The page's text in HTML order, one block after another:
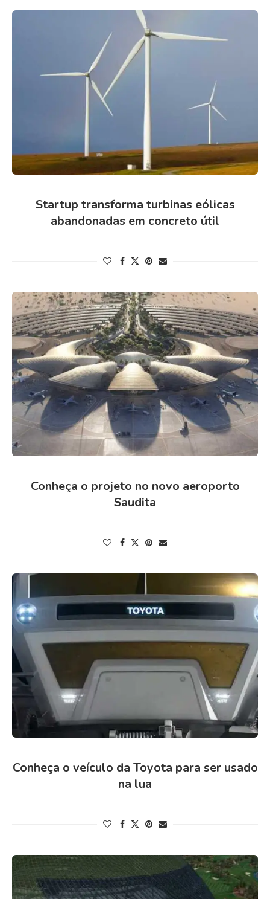
Startup transforma turbinas eólicas
abandonadas em concreto útil
Conheça o projeto no novo aeroporto
Saudita
Conheça o veículo da Toyota para ser usado
na lua